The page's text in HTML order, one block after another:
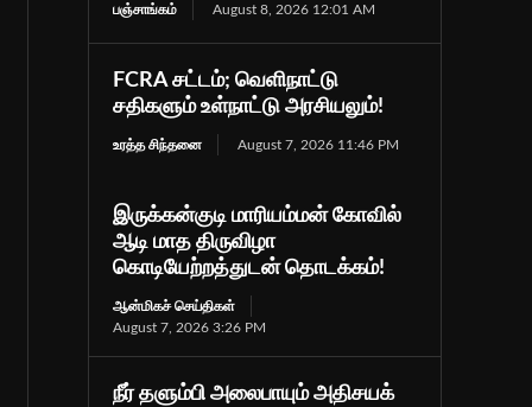
பஞ்சாங்கம் August 8, 2026 12:01 AM
FCRA சட்டம்; வெளிநாட்டு
சதிகளும் உள்நாட்டு அரசியலும்!
உரத்த சிந்தனை August 7, 2026 11:46 PM
இருக்கன்குடி மாரியம்மன் கோவில்
ஆடி மாத திருவிழா
கொடியேற்றத்துடன் தொடக்கம்!
ஆன்மிகச் செய்திகள்
August 7, 2026 3:26 PM
நீர் தளும்பி அலைபாயும் அதிசயக்